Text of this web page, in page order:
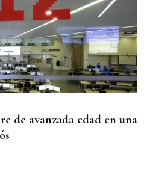
de avanzada edad en una